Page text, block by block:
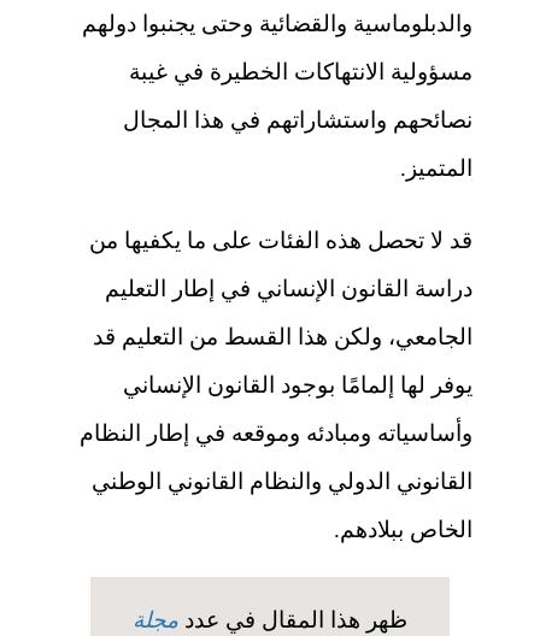
والدبلوماسية والقضائية وحتى يجنبوا دولهم
مسؤولية الانتهاكات الخطيرة في غيبة
نصائحهم واستشاراتهم في هذا المجال
المتميز.
قد لا تحصل هذه الفئات على ما يكفيها من
دراسة القانون الإنساني في إطار التعليم
الجامعي، ولكن هذا القسط من التعليم قد
يوفر لها إلمامًا بوجود القانون الإنساني
وأساسياته ومبادئه وموقعه في إطار النظام
القانوني الدولي والنظام القانوني الوطني
الخاص ببلادهم.
ظهر هذا المقال في عدد مجلة